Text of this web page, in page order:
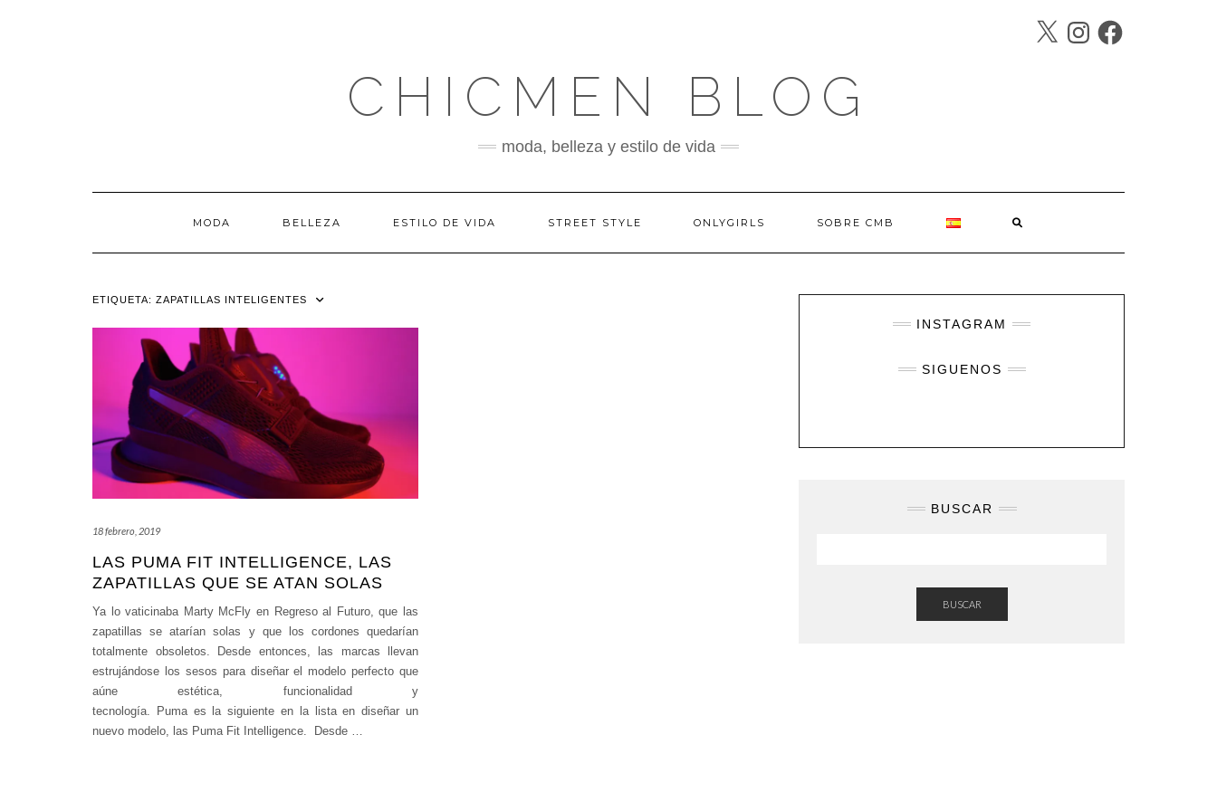
SÍGUENOS
X INSTAGRAMFACEBOOK
CHICMEN BLOG
moda, belleza y estilo de vida
MODA BELLEZA ESTILO DE VIDA STREET STYLE ONLYGIRLS SOBRE CMB
ETIQUETA: ZAPATILLAS INTELIGENTES
18 febrero, 2019
LAS PUMA FIT INTELLIGENCE, LAS
ZAPATILLAS QUE SE ATAN SOLAS
Ya lo vaticinaba Marty McFly en Regreso al Futuro, que las
zapatillas se atarían solas y que los cordones quedarían
totalmente obsoletos. Desde entonces, las marcas llevan
estrujándose los sesos para diseñar el modelo perfecto que
aúne estética, funcionalidad y
tecnología. Puma es la siguiente en la lista en diseñar un
nuevo modelo, las Puma Fit Intelligence. Desde
INSTAGRAM
SIGUENOS
BUSCAR
BUSCAR